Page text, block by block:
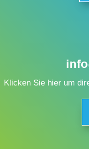
Klicken Sie hier um